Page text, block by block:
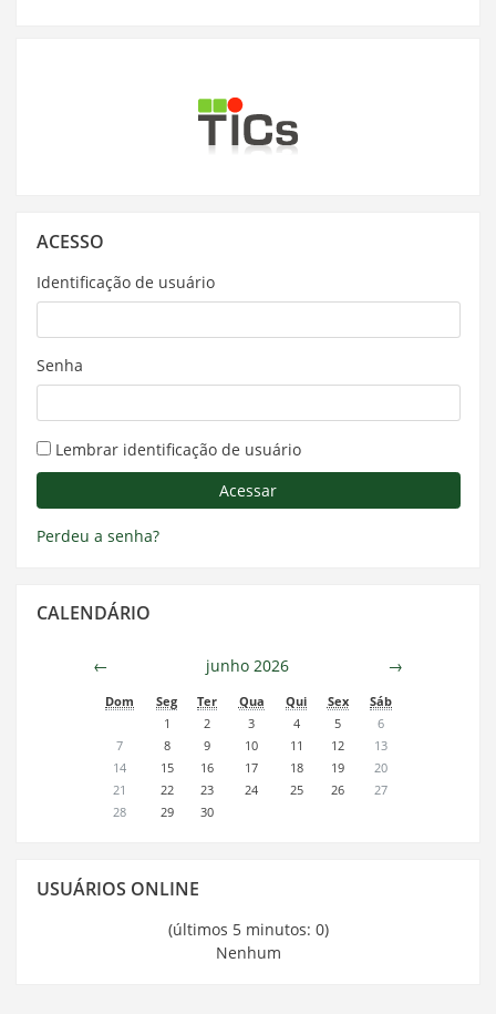
Acesso
ACESSO
Identificação de usuário
Senha
Lembrar identificação de usuário
Perdeu a senha?
Calendário
CALENDÁRIO
← junho 2026 →
Dom Seg Ter Qua Qui Sex
Sáb
1
2 3 4 5
6
7
8 9 10 11 12
13
14
15 16 17 18 19
20
21
22 23 24 25 26
27
28
29 30
Usuários
USUÁRIOS ONLINE
(últimos 5 minutos: 0)
Nenhum